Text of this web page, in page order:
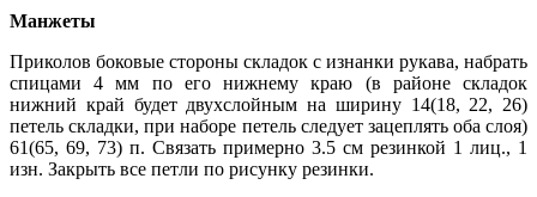
Манжеты
Приколов боковые стороны складок с изнанки рукава, набрать
спицами 4 мм по его нижнему краю (в районе складок
нижний край будет двухслойным на ширину 14(18, 22, 26)
петель складки, при наборе петель следует зацеплять оба слоя)
61(65, 69, 73) п. Связать примерно 3.5 см резинкой 1 лиц., 1
изн. Закрыть все петли по рисунку резинки.